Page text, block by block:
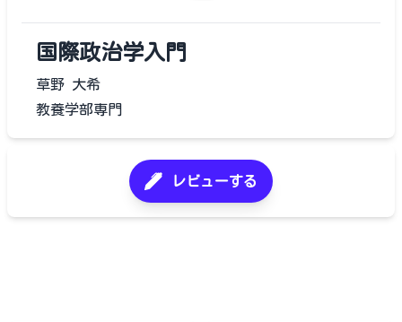
国際政治学入門
草野 大希
教養学部専門
レビューする